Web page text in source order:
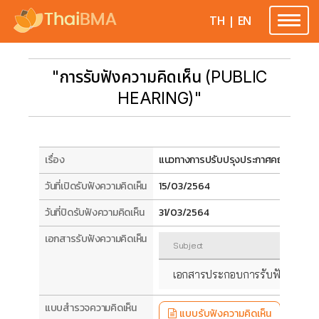
Toggle
TH | EN
"การรับฟังความคิดเห็น (PUBLIC
HEARING)"
เรื่อง
แนวทางการปรับปรุงประกาศคณะกรรม
วันที่เปิดรับฟังความคิดเห็น
15/03/2564
วันที่ปิดรับฟังความคิดเห็น
31/03/2564
เอกสารรับฟังความคิดเห็น
Subject
เอกสารประกอบการรับฟังความคิ
แบบสำรวจความคิดเห็น แบบรับฟังความคิดเห็น